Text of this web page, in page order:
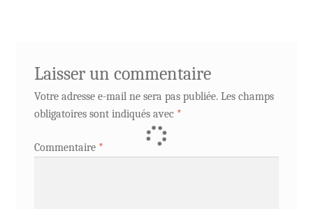
Laisser un commentaire
Votre adresse e-mail ne sera pas publiée. Les champs
obligatoires sont indiqués avec *
Commentaire *